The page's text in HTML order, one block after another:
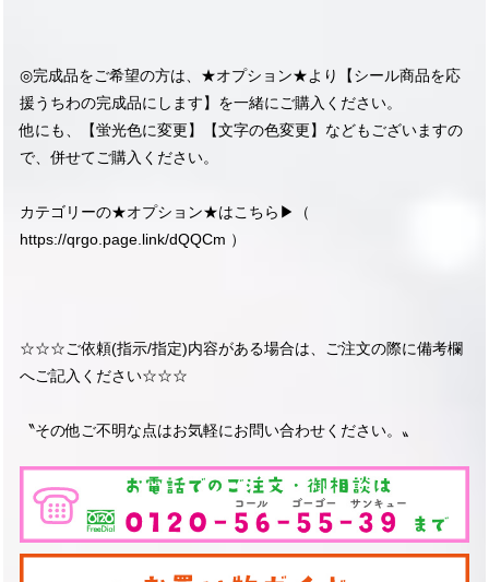
◎完成品をご希望の方は、★オプション★より【シール商品を応
援うちわの完成品にします】を一緒にご購入ください。
他にも、【蛍光色に変更】【文字の色変更】などもございますの
で、併せてご購入ください。
カテゴリーの★オプション★はこちら▶︎（
https://qrgo.page.link/dQQCm ）
☆☆☆ご依頼(指示/指定)内容がある場合は、ご注文の際に備考欄
へご記入ください☆☆☆
〝その他ご不明な点はお気軽にお問い合わせください。〟